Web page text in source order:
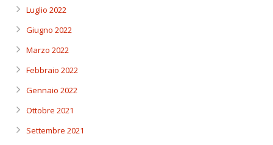
Luglio 2022
Giugno 2022
Marzo 2022
Febbraio 2022
Gennaio 2022
Ottobre 2021
Settembre 2021